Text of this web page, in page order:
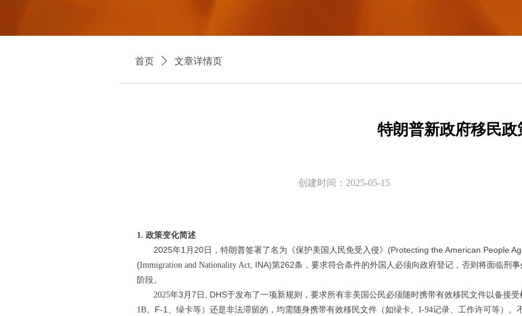
特朗普新政府移民政
1. 政策变化简述
2025年1月20日，特朗普签署了名为《保护美国人民免受入侵》(Protecting the American People
(Immigration and Nationality Act, INA)第262条，要求符合条件的外国人必须向政府登记，否则将面临刑
阶段。
2025年3 月7日, DHS于发布了一项新规则，要求所有非美国公民必须随时携带有效移民文件以备接受
1B F-1 、绿卡等）还是非法滞留的，均需随身携带有效移民文件（如绿卡、 I-94记录、工作许可等）。
首页 ꄲ 文章详情页
创建时间： 2025-05-15